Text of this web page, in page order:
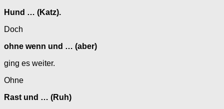
Hund … (Katz).
Doch
ohne wenn und … (aber)
ging es weiter.
Ohne
Rast und … (Ruh)